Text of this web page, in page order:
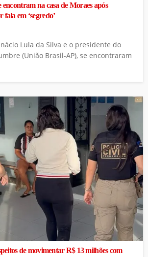
na casa de Moraes após
em ‘segredo’
Lula da Silva e o presidente do
(União Brasil-AP), se encontraram
de movimentar R$ 13 milhões com